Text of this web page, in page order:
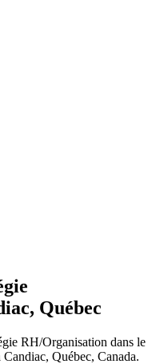
Québec
RH/Organisation dans le
Québec, Canada.